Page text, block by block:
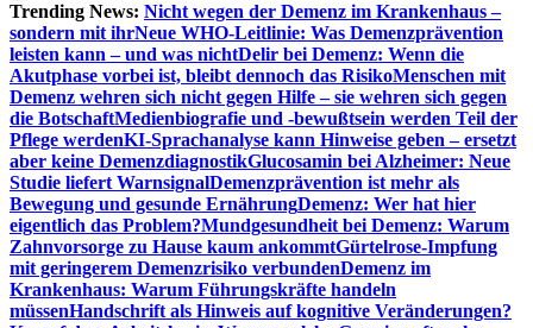
Trending News: Nicht wegen der Demenz im Krankenhaus –
sondern mit ihrNeue WHO-Leitlinie: Was Demenzprävention
leisten kann – und was nichtDelir bei Demenz: Wenn die
Akutphase vorbei ist, bleibt dennoch das RisikoMenschen mit
Demenz wehren sich nicht gegen Hilfe – sie wehren sich gegen
die BotschaftMedienbiografie und -bewußtsein werden Teil der
Pflege werdenKI-Sprachanalyse kann Hinweise geben – ersetzt
aber keine DemenzdiagnostikGlucosamin bei Alzheimer: Neue
Studie liefert WarnsignalDemenzprävention ist mehr als
Bewegung und gesunde ErnährungDemenz: Wer hat hier
eigentlich das Problem?Mundgesundheit bei Demenz: Warum
Zahnvorsorge zu Hause kaum ankommtGürtelrose-Impfung
mit geringerem Demenzrisiko verbundenDemenz im
Krankenhaus: Warum Führungskräfte handeln
müssenHandschrift als Hinweis auf kognitive Veränderungen?